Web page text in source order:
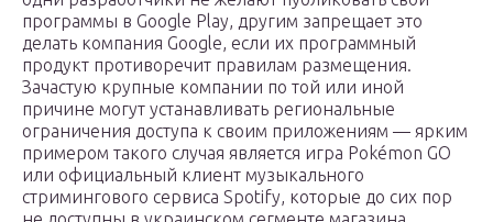
программы в Google Play, другим запрещает это
делать компания Google, если их программный
продукт противоречит правилам размещения.
Зачастую крупные компании по той или иной
причине могут устанавливать региональные
ограничения доступа к своим приложениям — ярким
примером такого случая является игра Pokémon GO
или официальный клиент музыкального
стримингового сервиса Spotify, которые до сих пор